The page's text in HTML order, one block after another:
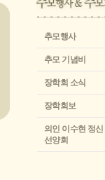
추모행사
추모 기념비
장학회 소식
장학회보
의인 이수현 정신
선양회